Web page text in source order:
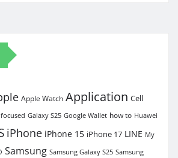
Apple Watch Application Cell
Galaxy S25 Google Wallet how to Huawei
iPhone iPhone 15 iPhone 17 LINE My
Samsung Samsung Galaxy S25 Samsung